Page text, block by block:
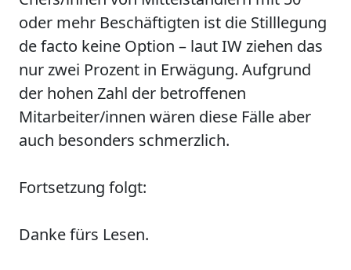
oder mehr Beschäftigten ist die Stilllegung
de facto keine Option – laut IW ziehen das
nur zwei Prozent in Erwägung. Aufgrund
der hohen Zahl der betroffenen
Mitarbeiter/innen wären diese Fälle aber
auch besonders schmerzlich.
Fortsetzung folgt:
Danke fürs Lesen.